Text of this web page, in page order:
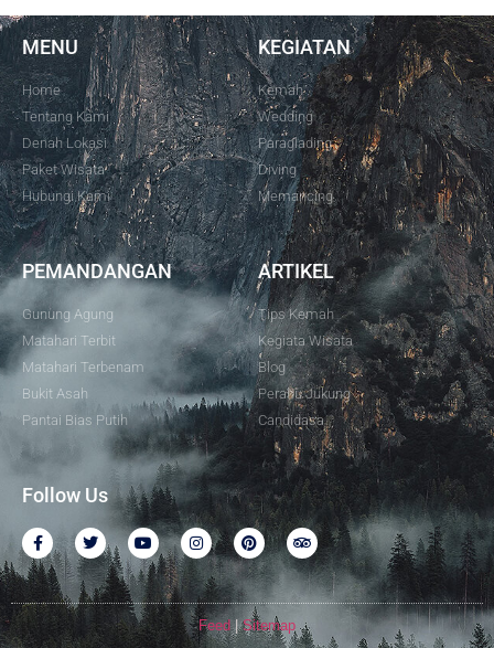
MENU
Home
Tentang Kami
Denah Lokasi
Paket Wisata
Hubungi Kami
KEGIATAN
Kemah
Wedding
Paraglading
Diving
Memancing
PEMANDANGAN
Gunung Agung
Matahari Terbit
Matahari Terbenam
Bukit Asah
Pantai Bias Putih
ARTIKEL
Tips Kemah
Kegiata Wisata
Blog
Perahu Jukung
Candidasa
Follow Us
Feed|Sitemap